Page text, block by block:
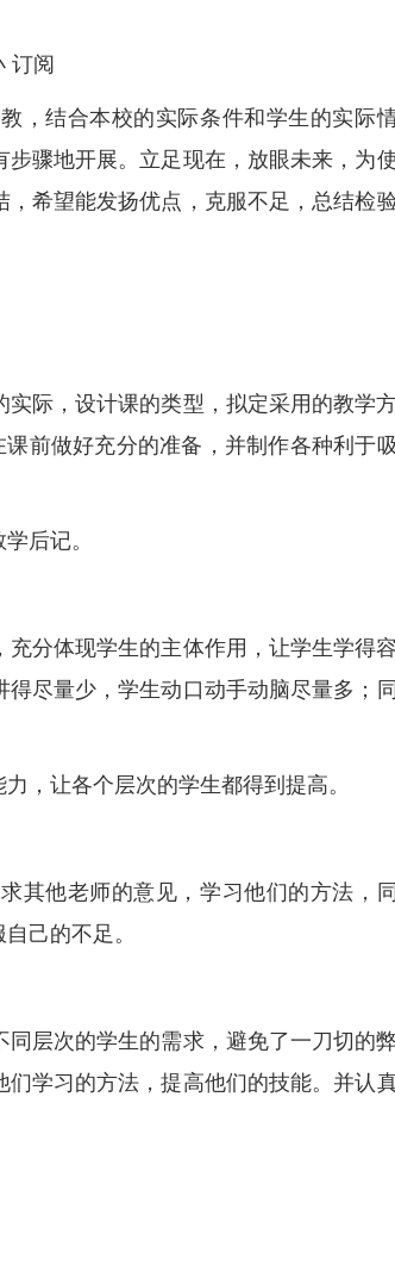
订阅
，结合本校的实际条件和学生的实际
骤地开展。立足现在，放眼未来，为
希望能发扬优点，克服不足，总结检
际，设计课的类型，拟定采用的教学
前做好充分的准备，并制作各种利于吸
后记。
分体现学生的主体作用，让学生学得容
尽量少，学生动口动手动脑尽量多；同
，让各个层次的学生都得到提高。
其他老师的意见，学习他们的方法，同
己的不足。
层次的学生的需求，避免了一刀切的
学习的方法，提高他们的技能。并认